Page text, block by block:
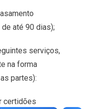
até 90 dias);
serviços,
na forma
partes):
certidões